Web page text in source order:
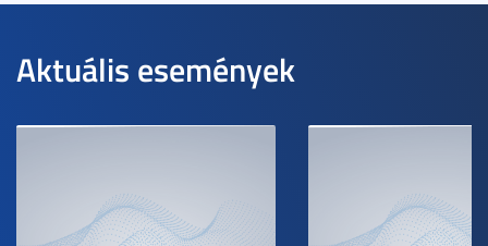
Aktuális események